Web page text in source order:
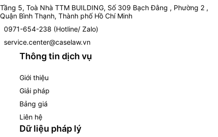
Tầng 5, Toà Nhà TTM BUILDING, Số 309 Bạch Đằng , Phường 2 ,
Quận Bình Thạnh, Thành phố Hồ Chí Minh
0971-654-238 (Hotline/ Zalo)
service.center@caselaw.vn
Thông tin dịch vụ
Giới thiệu
Giải pháp
Bảng giá
Liên hệ
Dữ liệu pháp lý